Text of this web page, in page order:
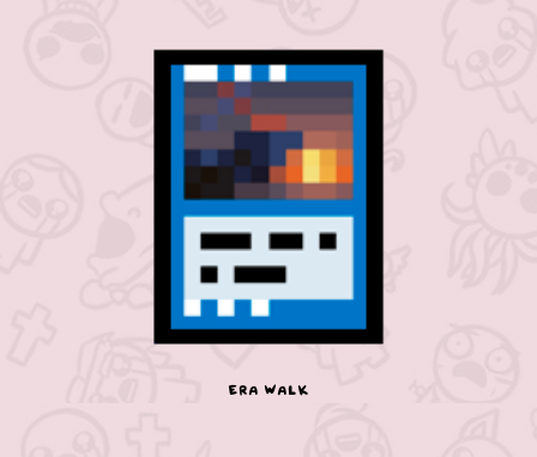
Era Walk